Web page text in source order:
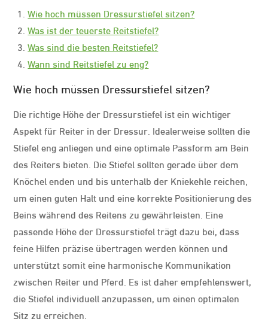
Wie hoch müssen Dressurstiefel sitzen?
Was ist der teuerste Reitstiefel?
Was sind die besten Reitstiefel?
Wann sind Reitstiefel zu eng?
Wie hoch müssen Dressurstiefel sitzen?
Die richtige Höhe der Dressurstiefel ist ein wichtiger
Aspekt für Reiter in der Dressur. Idealerweise sollten die
Stiefel eng anliegen und eine optimale Passform am Bein
des Reiters bieten. Die Stiefel sollten gerade über dem
Knöchel enden und bis unterhalb der Kniekehle reichen,
um einen guten Halt und eine korrekte Positionierung des
Beins während des Reitens zu gewährleisten. Eine
passende Höhe der Dressurstiefel trägt dazu bei, dass
feine Hilfen präzise übertragen werden können und
unterstützt somit eine harmonische Kommunikation
zwischen Reiter und Pferd. Es ist daher empfehlenswert,
die Stiefel individuell anzupassen, um einen optimalen
Sitz zu erreichen.